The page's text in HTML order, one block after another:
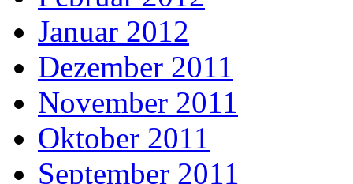
Januar 2012
Dezember 2011
November 2011
Oktober 2011
September 2011